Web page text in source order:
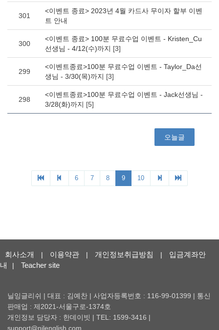
회사소개 | 이용약관 | 개인정보취급방침 |
입금계좌안
내
| Teacher site
닐잉글리쉬 | 대표 : 김예찬 | 사업자등록번호 : 116-99-01399 | 통신
판매업 : 제2021-서울구로-1374호
개인정보 담당자 : 한데이빗 | TEL: 1599-3416 |
support@nilenglish.com